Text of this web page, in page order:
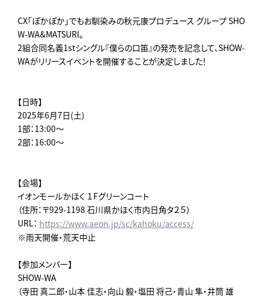
CX「ぽかぽか」でもお馴染みの秋元康プロデュース グループ SHO
W-WA&MATSURI。
2組合同名義1stシングル『僕らの口笛』の発売を記念して、SHOW-
WAがリリースイベントを開催することが決定しました！
【日時】
2025年6月7日(土)
1部：13:00～
2部：16:00～
【会場】
イオンモールかほく １Fグリーンコート
（住所：〒929-1198 石川県かほく市内日角タ２５）
URL： https://www.aeon.jp/sc/kahoku/access/
※雨天開催・荒天中止
【参加メンバー】
SHOW-WA
（寺田 真二郎・山本 佳志・向山 毅・塩田 将己・青山 隼・井筒 雄